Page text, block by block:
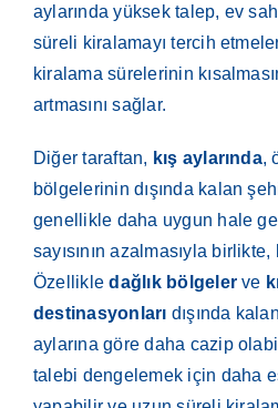
aylarında yüksek talep, ev
süreli kiralamayı tercih
kiralama sürelerinin
artmasını sağlar.
Diğer taraftan, kış aylarında,
bölgelerinin dışında kalan
genellikle daha uygun hale
sayısının azalmasıyla
Özellikledağlık bölgeler ve
destinasyonları dışında
aylarına göre daha cazip
talebi dengelemek için daha